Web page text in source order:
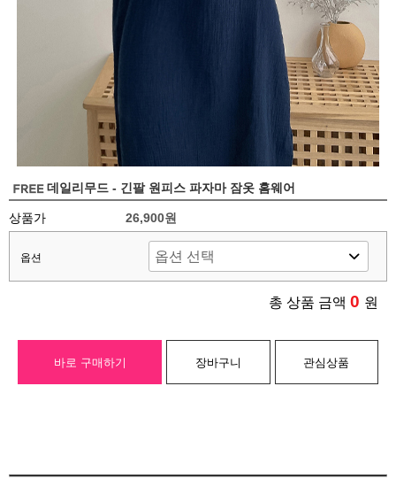
데일리무드 - 긴팔 원피스 파자마 잠옷 홈웨어
상품가 26,900원
옵션
총 상품 금액 0 원
바로 구매하기 장바구니 관심상품